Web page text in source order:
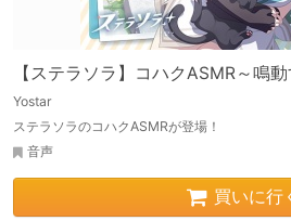
【ステラソラ】コハクASMR～鳴
Yostar
ステラソラのコハクASMRが登場！
音声
買いに行